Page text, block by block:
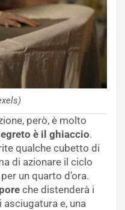
però, è molto
è il ghiaccio.
qualche cubetto di
di azionare il ciclo
un quarto d’ora.
che distenderà i
e, una